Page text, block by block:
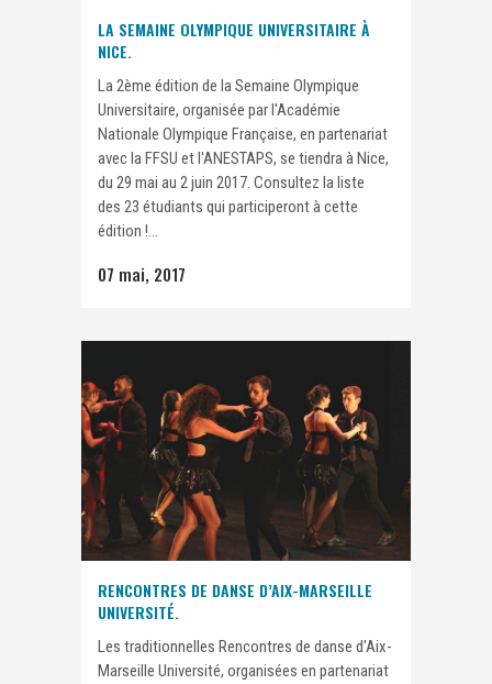
LA SEMAINE OLYMPIQUE UNIVERSITAIRE À
NICE.
La 2ème édition de la Semaine Olympique
Universitaire, organisée par l'Académie
Nationale Olympique Française, en partenariat
avec la FFSU et l'ANESTAPS, se tiendra à Nice,
du 29 mai au 2 juin 2017. Consultez la liste
des 23 étudiants qui participeront à cette
édition !...
07 mai, 2017
RENCONTRES DE DANSE D’AIX-MARSEILLE
UNIVERSITÉ.
Les traditionnelles Rencontres de danse d'Aix-
Marseille Université, organisées en partenariat